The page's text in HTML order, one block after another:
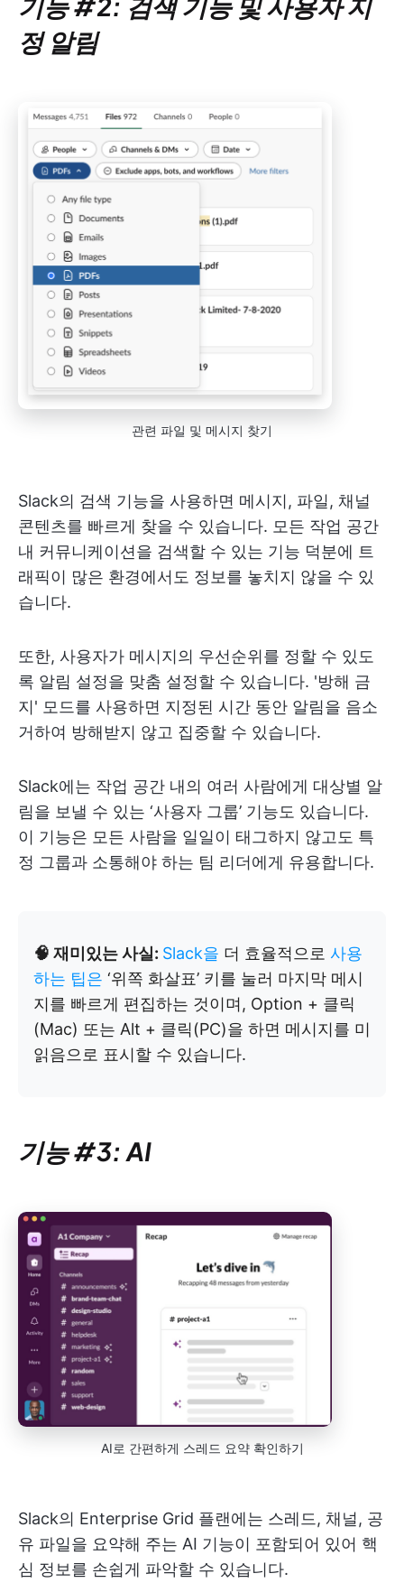
정 알림
관련 파일 및 메시지 찾기
Slack의 검색 기능을 사용하면 메시지, 파일, 채널
콘텐츠를 빠르게 찾을 수 있습니다. 모든 작업 공간
내 커뮤니케이션을 검색할 수 있는 기능 덕분에 트
래픽이 많은 환경에서도 정보를 놓치지 않을 수 있
습니다.
또한, 사용자가 메시지의 우선순위를 정할 수 있도
록 알림 설정을 맞춤 설정할 수 있습니다. '방해 금
지' 모드를 사용하면 지정된 시간 동안 알림을 음소
거하여 방해받지 않고 집중할 수 있습니다.
Slack에는 작업 공간 내의 여러 사람에게 대상별 알
림을 보낼 수 있는 ‘사용자 그룹’ 기능도 있습니다.
이 기능은 모든 사람을 일일이 태그하지 않고도 특
정 그룹과 소통해야 하는 팀 리더에게 유용합니다.
🧠 재미있는 사실: Slack을 더 효율적으로 사용
하는 팁은 ‘위쪽 화살표’ 키를 눌러 마지막 메시
지를 빠르게 편집하는 것이며, Option + 클릭
(Mac) 또는 Alt + 클릭(PC)을 하면 메시지를 미
읽음으로 표시할 수 있습니다.
기능 #3: AI
AI로 간편하게 스레드 요약 확인하기
Slack의 Enterprise Grid 플랜에는 스레드, 채널, 공
유 파일을 요약해 주는 AI 기능이 포함되어 있어 핵
심 정보를 손쉽게 파악할 수 있습니다.